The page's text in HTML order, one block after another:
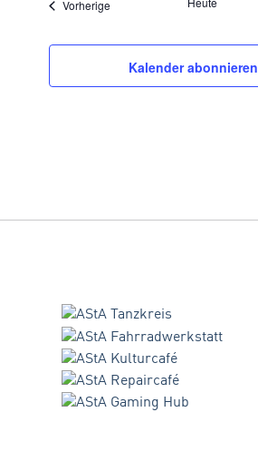
VorherigeVeranstaltungen
Kalender abonnieren